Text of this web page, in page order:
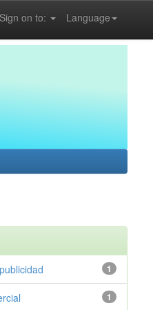
Language
Sign on to:
1
1